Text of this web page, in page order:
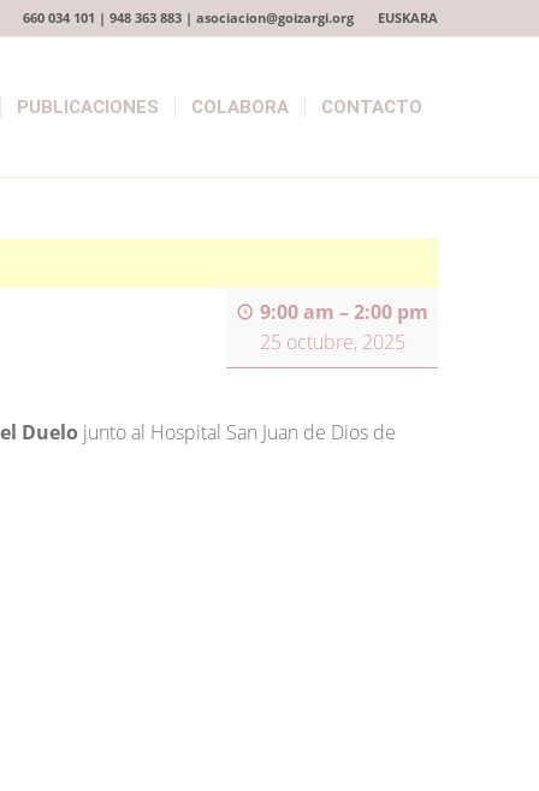
EUSKARA
660 034 101 | 948 363 883 | asociacion@goizargi.org
PUBLICACIONES COLABORA CONTACTO
9:00 am –2:00 pm
25 octubre, 2025
Duelojunto al Hospital San Juan de Dios de